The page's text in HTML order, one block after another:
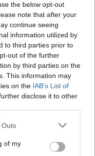
the below opt-out
note that after your
continue seeing
information utilized by
to third parties prior to
out of the further
by third parties on the
This information may
on the IAB’s List of
disclose it to other
one or more Google
You may click to
its third-party tags to
Outs
of my